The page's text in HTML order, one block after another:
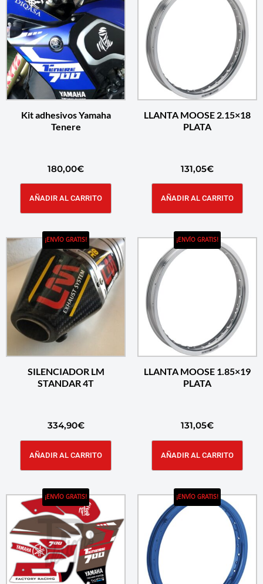
Kit adhesivos Yamaha
Tenere
180,00€
AÑADIR AL CARRITO
LLANTA MOOSE 2.15×18
PLATA
131,05€
AÑADIR AL CARRITO
¡ENVÍO GRATIS!
SILENCIADOR LM
STANDAR 4T
334,90€
AÑADIR AL CARRITO
¡ENVÍO GRATIS!
LLANTA MOOSE 1.85×19
PLATA
131,05€
AÑADIR AL CARRITO
¡ENVÍO GRATIS! ¡ENVÍO GRATIS!